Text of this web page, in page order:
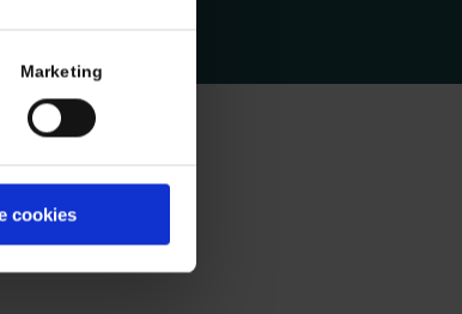
Marketing
cookies
LÆS MERE